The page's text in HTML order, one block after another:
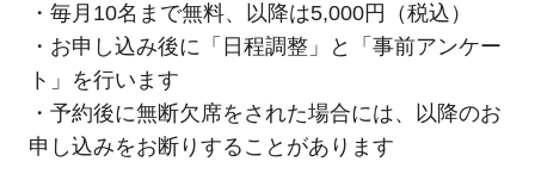
・毎月10名まで無料、以降は5,000円（税込）
・お申し込み後に「日程調整」と「事前アンケー
ト」を行います
・予約後に無断欠席をされた場合には、以降のお
申し込みをお断りすることがあります